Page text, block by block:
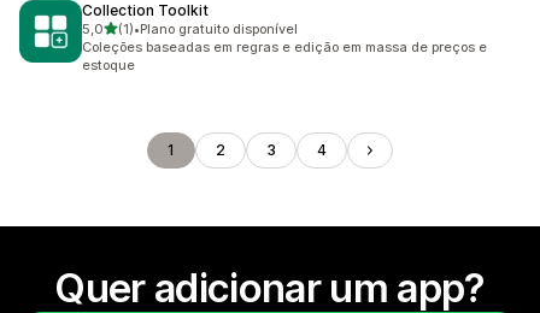
Collection Toolkit
5,0de 5 estrelas
(1)
1 avaliações ao todo
•Plano gratuito disponível
Coleções baseadas em regras e edição em massa de preços e
estoque
1 2 3 4
Quer adicionar um app?